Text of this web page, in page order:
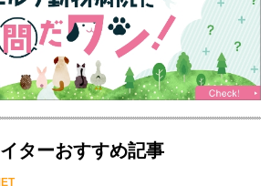
ターおすすめ記事